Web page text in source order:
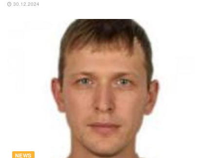
30.12.2024
NEWS